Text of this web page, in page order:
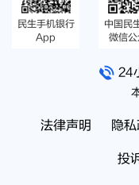
民生手机银行
App
中国民
微信
24
法律声明 隐
投